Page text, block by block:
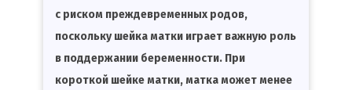
с риском преждевременных родов,
поскольку шейка матки играет важную роль
в поддержании беременности. При
короткой шейке матки, матка может менее